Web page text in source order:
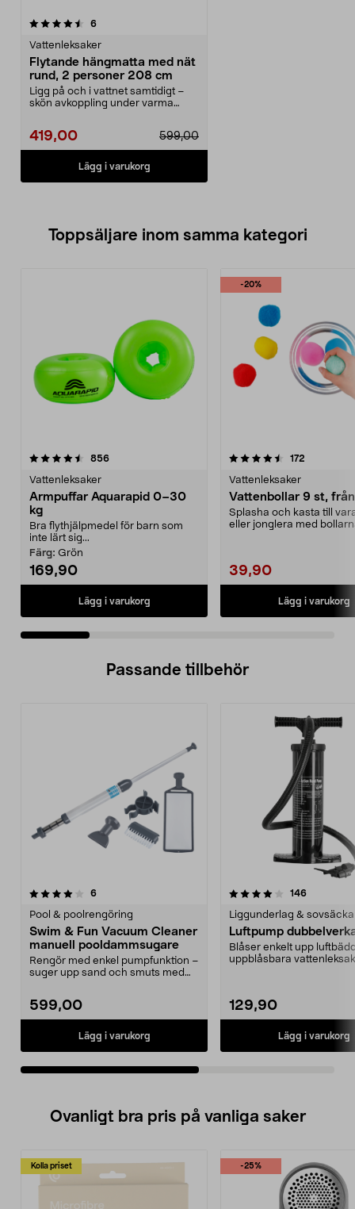
6recensioner
Vattenleksaker
Flytande hängmatta med nät
rund, 2 personer 208 cm
Ligg på och i vattnet samtidigt –
skön avkoppling under varma
599,00
419,00
Lägg i varukorg
Toppsäljare inom samma kategori
856recensioner
Vattenleksaker
Armpuffar Aquarapid 0–30
kg
Bra flythjälpmedel för barn som
inte lärt sig...
Färg: Grön
169,90
Lägg i varukorg
-20%
4.5 av 5 stjärnor 172
Vattenleksaker
Vattenbollar 9 st,
Splasha och kasta till
eller jonglera med
39,90
Lägg i varukorg
3.5 av 5 stjärnor
Passande tillbehör
6recensioner
Pool & poolrengöring
Swim & Fun Vacuum Cleaner
manuell pooldammsugare
Rengör med enkel pumpfunktion –
suger upp sand och smuts med
599,00
Lägg i varukorg
4.0av 5 stjärnor 146
Liggunderlag &
Luftpump
Blåser enkelt upp
uppblåsbara
129,90
Lägg i varukorg
4.5av 5 stjärnor
Ovanligt bra pris på vanliga saker
Kolla priset -25%